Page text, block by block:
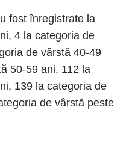
fost înregistrate la
4 la categoria de
de vârstă 40-49
50-59 ani, 112 la
139 la categoria de
de vârstă peste